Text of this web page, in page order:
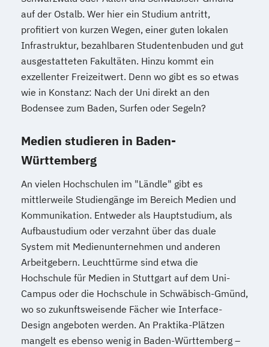
auf der Ostalb. Wer hier ein Studium antritt,
profitiert von kurzen Wegen, einer guten lokalen
Infrastruktur, bezahlbaren Studentenbuden und gut
ausgestatteten Fakultäten. Hinzu kommt ein
exzellenter Freizeitwert. Denn wo gibt es so etwas
wie in Konstanz: Nach der Uni direkt an den
Bodensee zum Baden, Surfen oder Segeln?
Medien studieren in Baden-
Württemberg
An vielen Hochschulen im "Ländle" gibt es
mittlerweile Studiengänge im Bereich Medien und
Kommunikation. Entweder als Hauptstudium, als
Aufbaustudium oder verzahnt über das duale
System mit Medienunternehmen und anderen
Arbeitgebern. Leuchttürme sind etwa die
Hochschule für Medien in Stuttgart auf dem Uni-
Campus oder die Hochschule in Schwäbisch-Gmünd,
wo so zukunftsweisende Fächer wie Interface-
Design angeboten werden. An Praktika-Plätzen
mangelt es ebenso wenig in Baden-Württemberg –